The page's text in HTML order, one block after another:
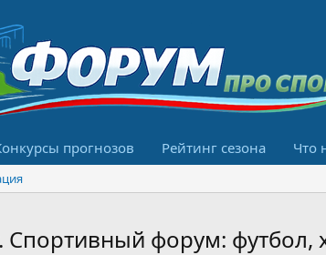
прогнозов Рейтинг сезона Что
форум: футбол,